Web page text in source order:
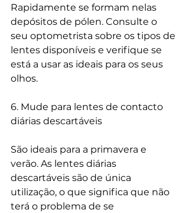
Rapidamente se formam nelas
depósitos de pólen. Consulte o
seu optometrista sobre os tipos de
lentes disponíveis e verifique se
está a usar as ideais para os seus
olhos.
6. Mude para lentes de contacto
diárias descartáveis
São ideais para a primavera e
verão. As lentes diárias
descartáveis são de única
utilização, o que significa que não
terá o problema de se